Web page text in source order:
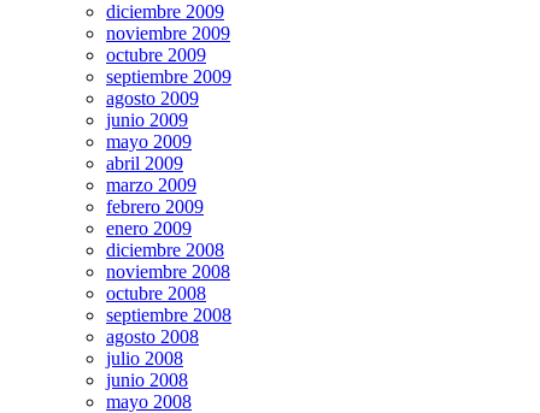
diciembre 2009
noviembre 2009
octubre 2009
septiembre 2009
agosto 2009
junio 2009
mayo 2009
abril 2009
marzo 2009
febrero 2009
enero 2009
diciembre 2008
noviembre 2008
octubre 2008
septiembre 2008
agosto 2008
julio 2008
junio 2008
mayo 2008